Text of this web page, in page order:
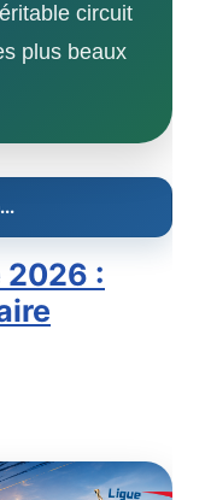
circuit
plus beaux
2026 :